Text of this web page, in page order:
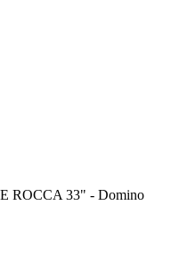
ROCCA 33" - Domino